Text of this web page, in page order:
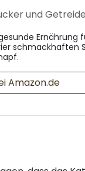
und Getreide
Ernährung
schmackhaften
Amazon.de